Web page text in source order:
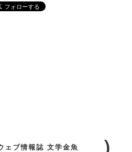
ェブ情報誌 文学金魚